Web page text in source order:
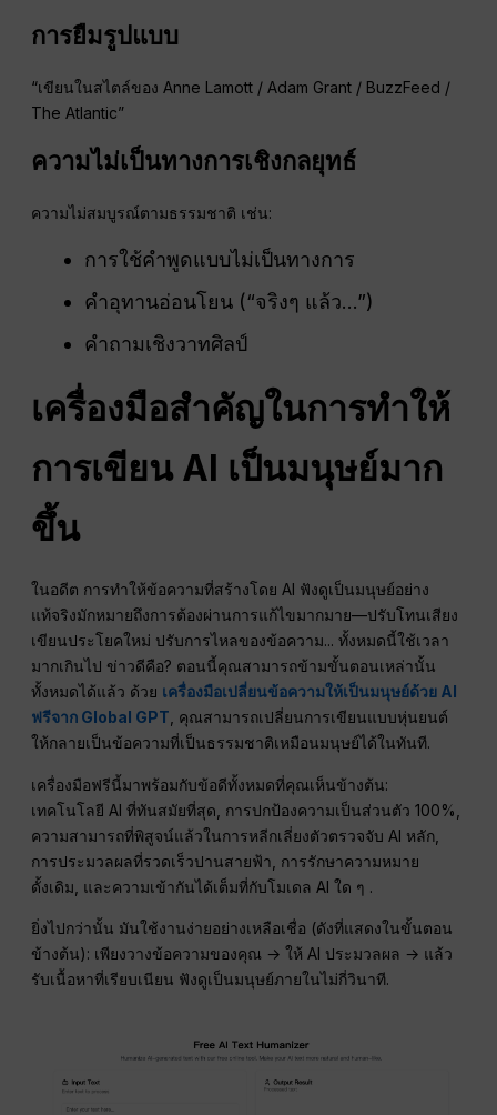
การยืมรูปแบบ
“เขียนในสไตล์ของ Anne Lamott / Adam Grant / BuzzFeed /
The Atlantic”
ความไม่เป็นทางการเชิงกลยุทธ์
ความไม่สมบูรณ์ตามธรรมชาติ เช่น:
การใช้คำพูดแบบไม่เป็นทางการ
คำอุทานอ่อนโยน (“จริงๆ แล้ว…”)
คำถามเชิงวาทศิลป์
เครื่องมือสำคัญในการทำให้
การเขียน AI เป็นมนุษย์มาก
ขึ้น
ในอดีต การทำให้ข้อความที่สร้างโดย AI ฟังดูเป็นมนุษย์อย่าง
แท้จริงมักหมายถึงการต้องผ่านการแก้ไขมากมาย—ปรับโทนเสียง
เขียนประโยคใหม่ ปรับการไหลของข้อความ... ทั้งหมดนี้ใช้เวลา
มากเกินไป ข่าวดีคือ? ตอนนี้คุณสามารถข้ามขั้นตอนเหล่านั้น
ทั้งหมดได้แล้ว ด้วย เครื่องมือเปลี่ยนข้อความให้เป็นมนุษย์ด้วย AI
ฟรีจาก Global GPT , คุณสามารถเปลี่ยนการเขียนแบบหุ่นยนต์
ให้กลายเป็นข้อความที่เป็นธรรมชาติเหมือนมนุษย์ได้ในทันที.
เครื่องมือฟรีนี้มาพร้อมกับข้อดีทั้งหมดที่คุณเห็นข้างต้น:
เทคโนโลยี AI ที่ทันสมัยที่สุด, การปกป้องความเป็นส่วนตัว 100%,
ความสามารถที่พิสูจน์แล้วในการหลีกเลี่ยงตัวตรวจจับ AI หลัก,
การประมวลผลที่รวดเร็วปานสายฟ้า, การรักษาความหมาย
ดั้งเดิม, และความเข้ากันได้เต็มที่กับโมเดล AI ใด ๆ .
ยิ่งไปกว่านั้น มันใช้งานง่ายอย่างเหลือเชื่อ (ดังที่แสดงในขั้นตอน
ข้างต้น): เพียงวางข้อความของคุณ → ให้ AI ประมวลผล → แล้ว
รับเนื้อหาที่เรียบเนียน ฟังดูเป็นมนุษย์ภายในไม่กี่วินาที.